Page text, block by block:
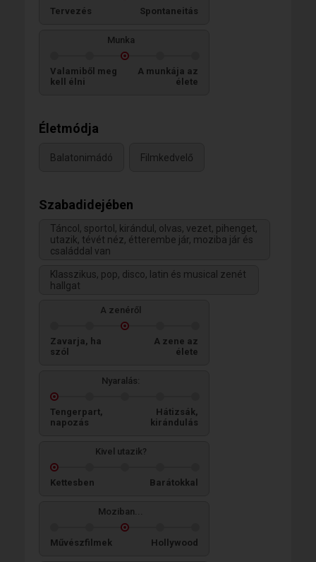
Tervezés Spontaneitás
Munka
Valamiből meg
kell élni
A munkája az
élete
Életmódja
Balatonimádó Filmkedvelő
Szabadidejében
Táncol, sportol, kirándul, olvas, vezet, pihenget,
utazik, tévét néz, étterembe jár, moziba jár és
családdal van
Klasszikus, pop, disco, latin és musical zenét
hallgat
A zenéről
Zavarja, ha
szól
A zene az
élete
Nyaralás:
Tengerpart,
napozás
Hátizsák,
kirándulás
Kivel utazik?
Kettesben Barátokkal
Moziban...
Művészfilmek Hollywood